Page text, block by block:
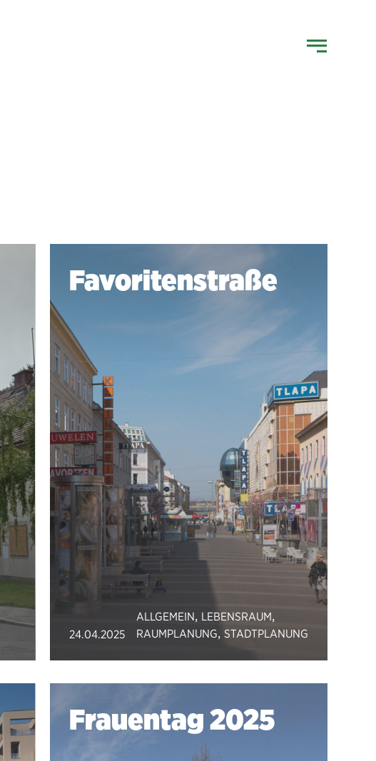
Favoritenstraße
24.04.2025
ALLGEMEIN, LEBENSRAUM,
RAUMPLANUNG, STADTPLANUNG
Frauentag 2025